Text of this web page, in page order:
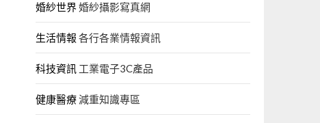
婚紗世界婚紗攝影寫真網
生活情報 各行各業情報資訊
科技資訊 工業電子3C產品
健康醫療減重知識專區